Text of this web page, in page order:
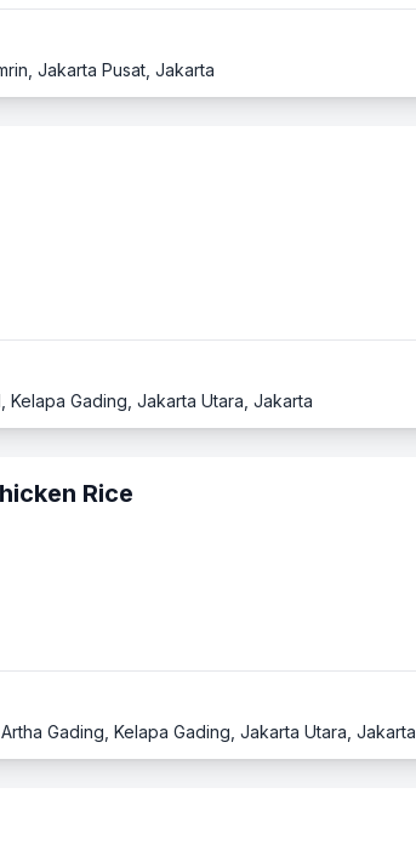
Jakarta Pusat, Jakarta
Kelapa Gading, Jakarta Utara, Jakarta
Rice
Gading, Kelapa Gading, Jakarta Utara, Jakarta